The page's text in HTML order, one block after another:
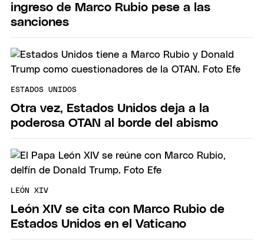
ingreso de Marco Rubio pese a las
sanciones
ESTADOS UNIDOS
Otra vez, Estados Unidos deja a la
poderosa OTAN al borde del abismo
LEÓN XIV
León XIV se cita con Marco Rubio de
Estados Unidos en el Vaticano